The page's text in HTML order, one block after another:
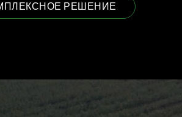
РЕШЕНИЕ